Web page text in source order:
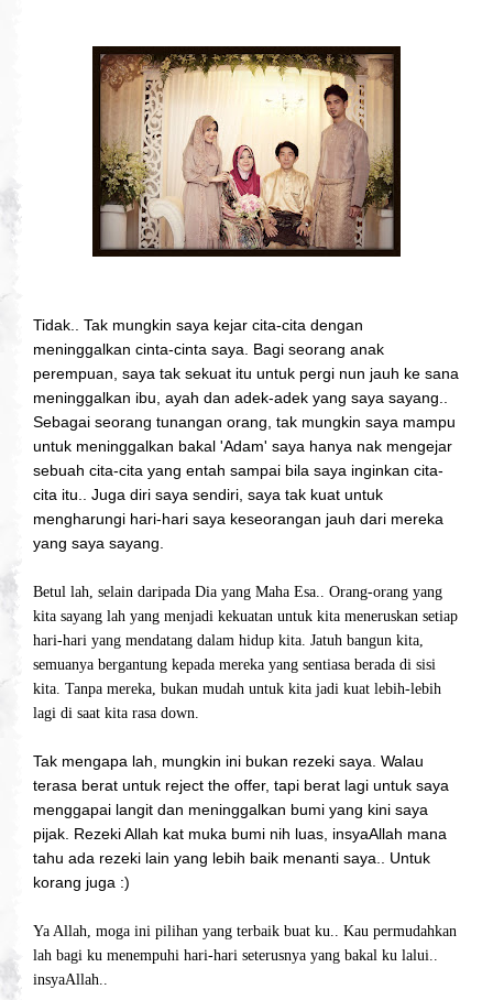
Tidak.. Tak mungkin saya kejar cita-cita dengan
meninggalkan cinta-cinta saya. Bagi seorang anak
perempuan, saya tak sekuat itu untuk pergi nun jauh ke sana
meninggalkan ibu, ayah dan adek-adek yang saya sayang..
Sebagai seorang tunangan orang, tak mungkin saya mampu
untuk meninggalkan bakal 'Adam' saya hanya nak mengejar
sebuah cita-cita yang entah sampai bila saya inginkan cita-
cita itu.. Juga diri saya sendiri, saya tak kuat untuk
mengharungi hari-hari saya keseorangan jauh dari mereka
yang saya sayang.
Betul lah, selain daripada Dia yang Maha Esa.. Orang-orang yang
kita sayang lah yang menjadi kekuatan untuk kita meneruskan setiap
hari-hari yang mendatang dalam hidup kita. Jatuh bangun kita,
semuanya bergantung kepada mereka yang sentiasa berada di sisi
kita. Tanpa mereka, bukan mudah untuk kita jadi kuat lebih-lebih
lagi di saat kita rasa down.
Tak mengapa lah, mungkin ini bukan rezeki saya. Walau
terasa berat untuk reject the offer, tapi berat lagi untuk saya
menggapai langit dan meninggalkan bumi yang kini saya
pijak. Rezeki Allah kat muka bumi nih luas, insyaAllah mana
tahu ada rezeki lain yang lebih baik menanti saya.. Untuk
korang juga :)
Ya Allah, moga ini pilihan yang terbaik buat ku.. Kau permudahkan
lah bagi ku menempuhi hari-hari seterusnya yang bakal ku lalui..
insyaAllah..